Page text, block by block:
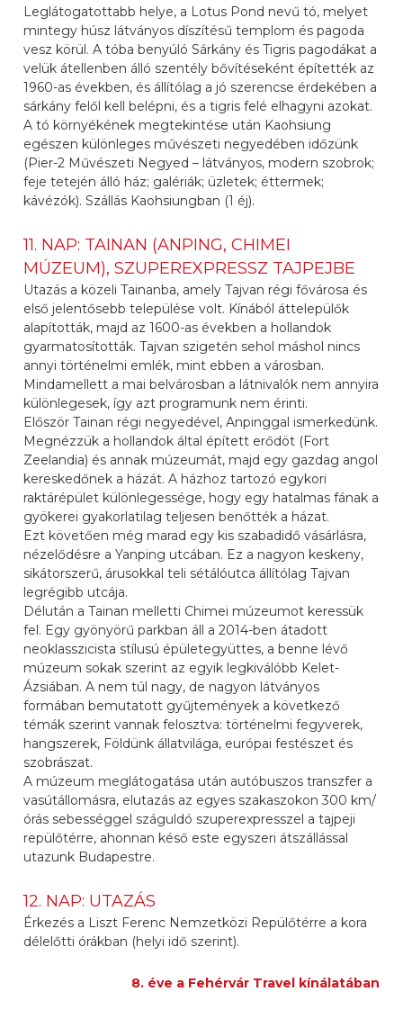
Leglátogatottabb helye, a Lotus Pond nevű tó, melyet
mintegy húsz látványos díszítésű templom és pagoda
vesz körül. A tóba benyúló Sárkány és Tigris pagodákat a
velük átellenben álló szentély bővítéseként építették az
1960-as években, és állítólag a jó szerencse érdekében a
sárkány felől kell belépni, és a tigris felé elhagyni azokat.
A tó környékének megtekintése után Kaohsiung
egészen különleges művészeti negyedében időzünk
(Pier-2 Művészeti Negyed – látványos, modern szobrok;
feje tetején álló ház; galériák; üzletek; éttermek;
kávézók). Szállás Kaohsiungban (1 éj).
11. NAP: TAINAN (ANPING, CHIMEI
MÚZEUM), SZUPEREXPRESSZ TAJPEJBE
Utazás a közeli Tainanba, amely Tajvan régi fővárosa és
első jelentősebb települése volt. Kínából áttelepülők
alapították, majd az 1600-as években a hollandok
gyarmatosították. Tajvan szigetén sehol máshol nincs
annyi történelmi emlék, mint ebben a városban.
Mindamellett a mai belvárosban a látnivalók nem annyira
különlegesek, így azt programunk nem érinti.
Először Tainan régi negyedével, Anpinggal ismerkedünk.
Megnézzük a hollandok által épített erődöt (Fort
Zeelandia) és annak múzeumát, majd egy gazdag angol
kereskedőnek a házát. A házhoz tartozó egykori
raktárépület különlegessége, hogy egy hatalmas fának a
gyökerei gyakorlatilag teljesen benőtték a házat.
Ezt követően még marad egy kis szabadidő vásárlásra,
nézelődésre a Yanping utcában. Ez a nagyon keskeny,
sikátorszerű, árusokkal teli sétálóutca állítólag Tajvan
legrégibb utcája.
Délután a Tainan melletti Chimei múzeumot keressük
fel. Egy gyönyörű parkban áll a 2014-ben átadott
neoklasszicista stílusú épületegyüttes, a benne lévő
múzeum sokak szerint az egyik legkiválóbb Kelet-
Ázsiában. A nem túl nagy, de nagyon látványos
formában bemutatott gyűjtemények a következő
témák szerint vannak felosztva: történelmi fegyverek,
hangszerek, Földünk állatvilága, európai festészet és
szobrászat.
A múzeum meglátogatása után autóbuszos transzfer a
vasútállomásra, elutazás az egyes szakaszokon 300 km/
órás sebességgel száguldó szuperexpresszel a tajpeji
repülőtérre, ahonnan késő este egyszeri átszállással
utazunk Budapestre.
12. NAP: UTAZÁS
Érkezés a Liszt Ferenc Nemzetközi Repülőtérre a kora
délelőtti órákban (helyi idő szerint).
8. éve a Fehérvár Travel kínálatában